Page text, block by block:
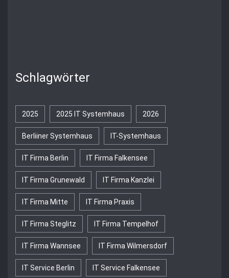
Schlagwörter
2025 2025 IT Systemhaus 2026
Berliiner Systemhaus IT-Systemhaus
IT Firma Berlin IT Firma Falkensee
IT Firma Grunewald IT Firma Kanzlei
IT Firma Mitte IT Firma Praxis
IT Firma Steglitz IT Firma Tempelhof
IT Firma Wannsee IT Firma Wilmersdorf
IT Service Berlin IT Service Falkensee